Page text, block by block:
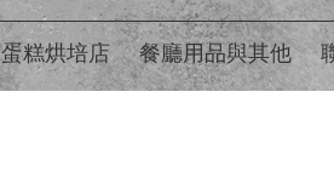
蛋糕烘培店 餐廳用品與其他